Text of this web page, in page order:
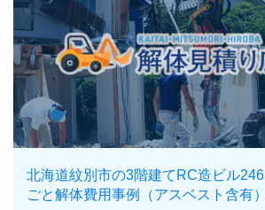
北海道紋別市の3階建てRC造ビル
ごと解体費用事例（アスベスト含有